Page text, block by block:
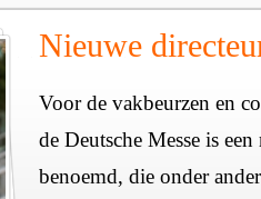
Nieuwe
Voor de vakbeurzen en
de Deutsche Messe is
benoemd, die onder